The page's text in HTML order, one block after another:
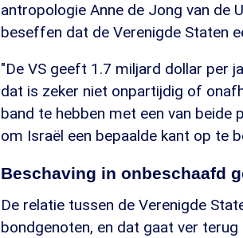
antropologie Anne de Jong van de
beseffen dat de Verenigde Staten
"De VS geeft 1.7 miljard dollar per
dat is zeker niet onpartijdig of
band te hebben met een van beide
om Israël een bepaalde kant op te
Beschaving in onbeschaafd
De relatie tussen de Verenigde
bondgenoten, en dat gaat ver